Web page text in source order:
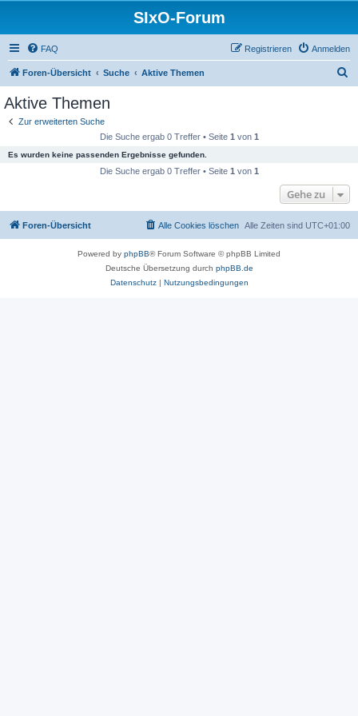
SIxO-Forum
FAQ Anmelden
Registrieren
Foren-Übersicht Suche Aktive Themen
Aktive Themen
Zur erweiterten Suche
Die Suche ergab 0 Treffer • Seite 1 von 1
Es wurden keine passenden Ergebnisse gefunden.
Die Suche ergab 0 Treffer • Seite 1 von 1
Gehe zu
Foren-Übersicht Alle Zeiten sind UTC+01:00
Alle Cookies löschen
Powered by phpBB® Forum Software © phpBB Limited
Deutsche Übersetzung durch phpBB.de
Datenschutz| Nutzungsbedingungen